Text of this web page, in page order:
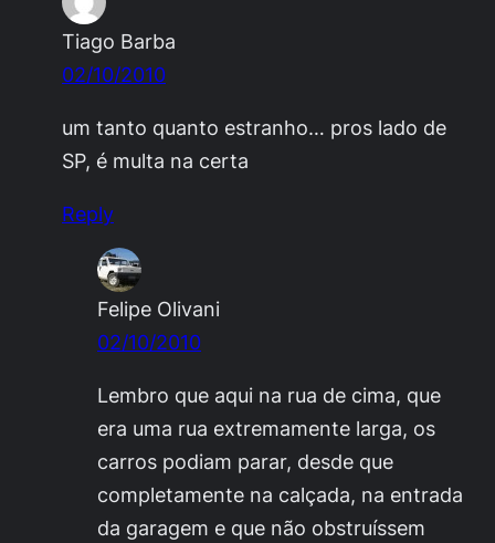
Tiago Barba
02/10/2010
um tanto quanto estranho… pros lado de
SP, é multa na certa
Reply
Felipe Olivani
02/10/2010
Lembro que aqui na rua de cima, que
era uma rua extremamente larga, os
carros podiam parar, desde que
completamente na calçada, na entrada
da garagem e que não obstruíssem